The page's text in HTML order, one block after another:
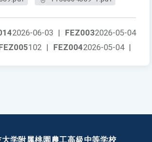
FEZ0032026-05-04
2026-06-03 |
FEZ0042026-05-04 |
102 |
大学附属桃園農工高級中等学校